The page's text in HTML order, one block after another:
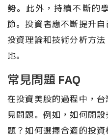
勢。此外，持續不斷的
節。投資者應不斷提升
投資理論和技術分析方
地。
常見問題 FAQ
在投資美股的過程中，
見問題。例如，如何開
題？如何選擇合適的投